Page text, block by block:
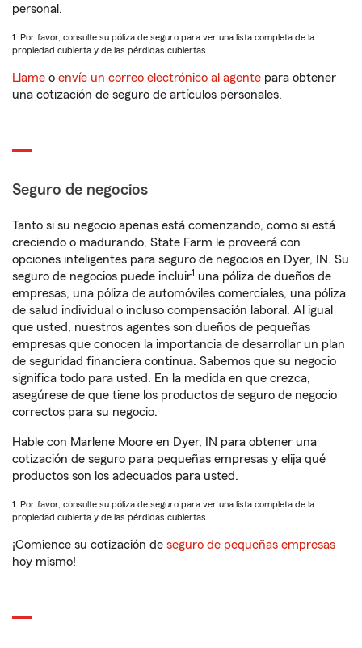
personal.
1. Por favor, consulte su póliza de seguro para ver una lista completa de la
propiedad cubierta y de las pérdidas cubiertas.
Llame o envíe un correo electrónico al agente para obtener
una cotización de seguro de artículos personales.
Seguro de negocios
Tanto si su negocio apenas está comenzando, como si está
creciendo o madurando, State Farm le proveerá con
opciones inteligentes para seguro de negocios en Dyer, IN. Su
seguro de negocios puede incluir1 una póliza de dueños de
empresas, una póliza de automóviles comerciales, una póliza
de salud individual o incluso compensación laboral. Al igual
que usted, nuestros agentes son dueños de pequeñas
empresas que conocen la importancia de desarrollar un plan
de seguridad financiera continua. Sabemos que su negocio
significa todo para usted. En la medida en que crezca,
asegúrese de que tiene los productos de seguro de negocio
correctos para su negocio.
Hable con Marlene Moore en Dyer, IN para obtener una
cotización de seguro para pequeñas empresas y elija qué
productos son los adecuados para usted.
1. Por favor, consulte su póliza de seguro para ver una lista completa de la
propiedad cubierta y de las pérdidas cubiertas.
¡Comience su cotización de seguro de pequeñas empresas
hoy mismo!